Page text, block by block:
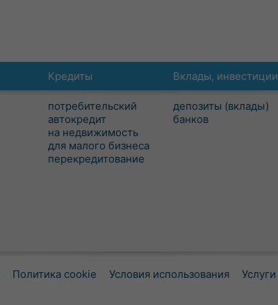
Кредиты
потребительский
автокредит
на недвижимость
для малого бизнеса
перекредитование
Вклады, инвестиции
депозиты (вклады)
банков
Политика cookie Условия использования Услуги